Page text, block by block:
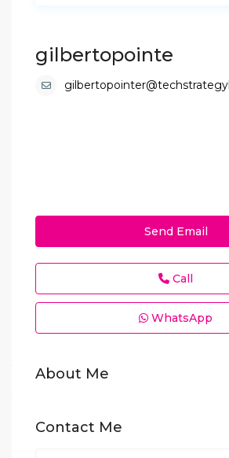
gilbertopointe
Send Email
Call
WhatsApp
About Me
Contact Me